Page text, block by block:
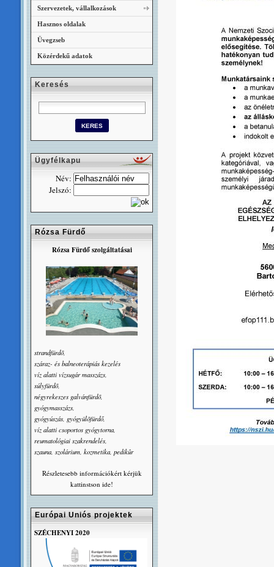
Szervezetek, vállalkozások
Hasznos oldalak
Üvegzseb
Közérdekű adatok
Keresés
Ügyfélkapu
Név:
Jelszó:
Rózsa Fürdő
Rózsa Fürdő szolgáltatásai
strandfürdõ,
száraz- és balneoterápiás kezelés
víz alatti vízsugár masszázs,
súlyfürdõ,
négyrekeszes galvánfürdõ,
gyógymasszázs,
gyógyúszás, gyógyülõfürdő,
víz alatti csoportos gyógytorna,
reumatológiai szakrendelés,
szauna, szolárium, kozmetika, pedikûr
Részletesebb információkért kérjük
kattinstson ide!
Európai Uniós projektek
SZÉCHENYI 2020